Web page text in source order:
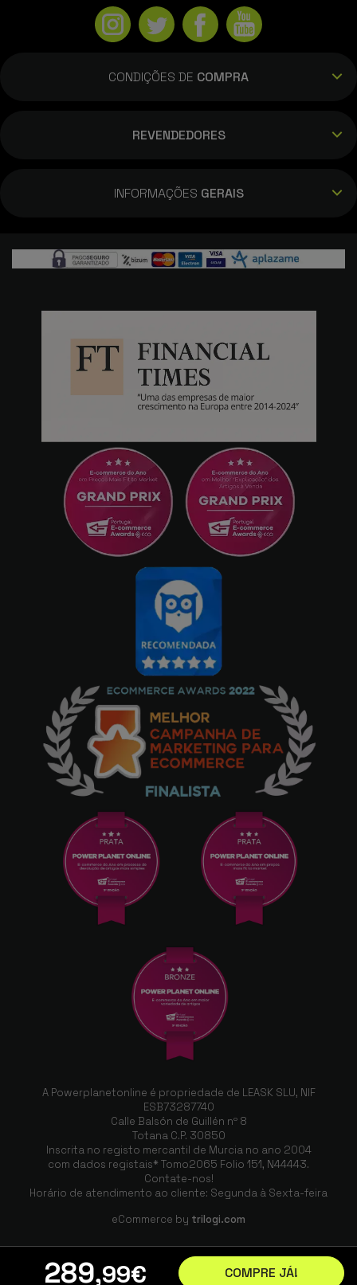
289,99€ COMPRE JÁ!
CONDIÇÕES DE COMPRA
REVENDEDORES
INFORMAÇÕES GERAIS
A Powerplanetonline é propriedade de LEASK SLU, NIF
ESB73287740
Calle Balsón de Guillén nº 8
Totana C.P. 30850
Inscrita no registo mercantil de Murcia no ano 2004
com dados registais* Tomo2065 Folio 151, N44443.
Contate-nos!
Horário de atendimento ao cliente: Segunda à Sexta-feira
eCommerce by trilogi.com